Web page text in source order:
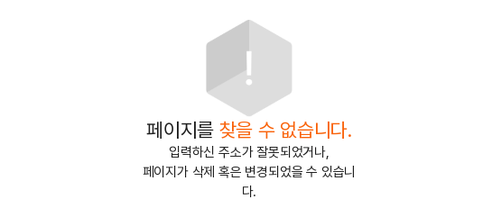
페이지를 찾을 수 없습니다.
입력하신 주소가 잘못되었거나,
페이지가 삭제 혹은 변경되었을 수 있습니
다.